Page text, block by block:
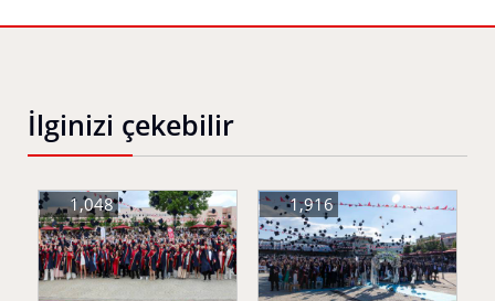
İlginizi çekebilir
1,048 1,916